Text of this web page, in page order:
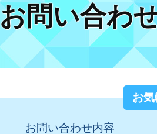
お問い合わ
お
お問い合わせ内容